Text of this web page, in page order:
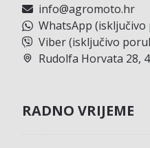
info@agromoto.hr
WhatsApp
Viber (isključivo
Rudolfa Horvata 28,
RADNO VRIJEME